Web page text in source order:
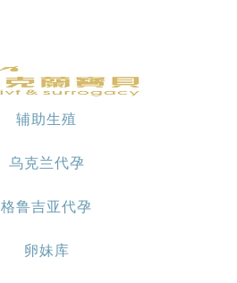
辅助生殖
乌克兰代孕
格鲁吉亚代孕
卵妹库